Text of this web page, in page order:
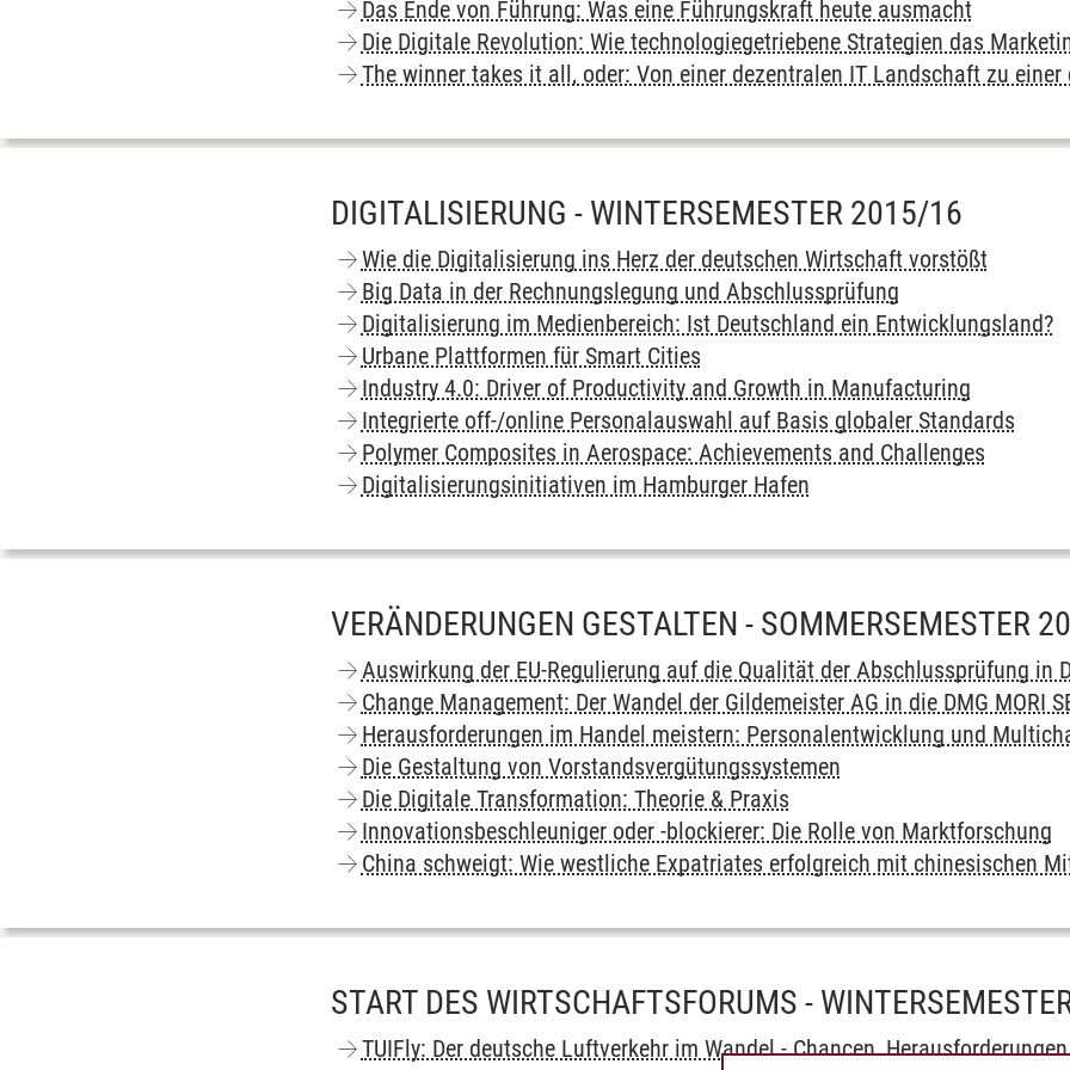
Das Ende von Führung: Was eine Führungskraft heute ausmacht
Die Digitale Revolution: Wie technologiegetriebene Strategien das
The winner takes it all, oder: Von einer dezentralen IT Landschaft zu einer
DIGITALISIERUNG - WINTERSEMESTER 2015/16
Wie die Digitalisierung ins Herz der deutschen Wirtschaft vorstößt
Big Data in der Rechnungslegung und Abschlussprüfung
Digitalisierung im Medienbereich: Ist Deutschland ein Entwicklungsland?
Urbane Plattformen für Smart Cities
Industry 4.0: Driver of Productivity and Growth in Manufacturing
Integrierte off-/online Personalauswahl auf Basis globaler Standards
Polymer Composites in Aerospace: Achievements and Challenges
Digitalisierungsinitiativen im Hamburger Hafen
VERÄNDERUNGEN GESTALTEN - SOMMERSEMESTER
Auswirkung der EU-Regulierung auf die Qualität der Abschlussprüfung in
Change Management: Der Wandel der Gildemeister AG in die DMG MORI
Herausforderungen im Handel meistern: Personalentwicklung und
Die Gestaltung von Vorstandsvergütungssystemen
Die Digitale Transformation: Theorie & Praxis
Innovationsbeschleuniger oder -blockierer: Die Rolle von Marktforschung
China schweigt: Wie westliche Expatriates erfolgreich mit chinesischen
START DES WIRTSCHAFTSFORUMS -
TUIFly: Der deutsche Luftverkehr im Wandel - Chancen,